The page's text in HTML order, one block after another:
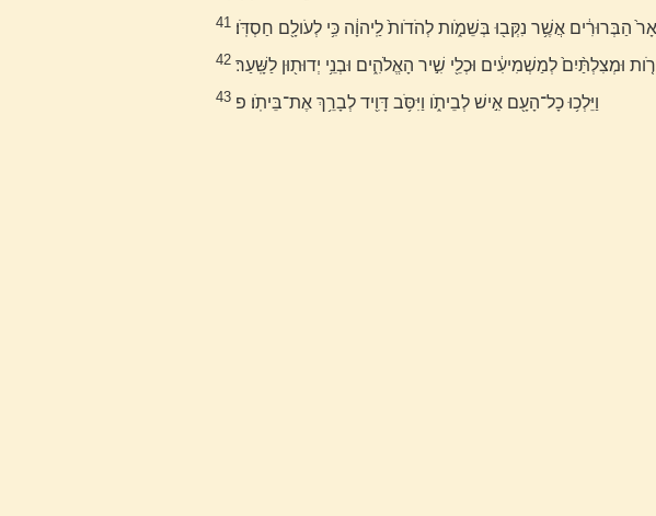
41 הַבְּרוּרִ֔ים אֲשֶׁ֥ר נִקְּב֖וּ בְּשֵׁמֹ֑ות לְהֹדֹות֙ לַֽיהוָ֔ה כִּ֥י לְעֹולָ֖ם חַסְדֹּֽו׃
42 וּמְצִלְתַּ֨יִם֙ לְמַשְׁמִיעִ֔ים וּכְלֵ֖י שִׁ֣יר הָאֱלֹהִ֑ים וּבְנֵ֥י יְדוּת֖וּן לַשָּֽׁעַר׃
43 וַיֵּלְכ֥וּ כָל־הָעָ֖ם אִ֣ישׁ לְבֵיתֹ֑ו וַיִּסֹּ֥ב דָּוִ֖יד לְבָרֵ֥ךְ אֶת־בֵּיתֹֽו׃ פ